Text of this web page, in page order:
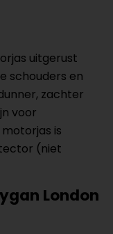
uitgerust
schouders en
zachter
voor
is
(niet
London